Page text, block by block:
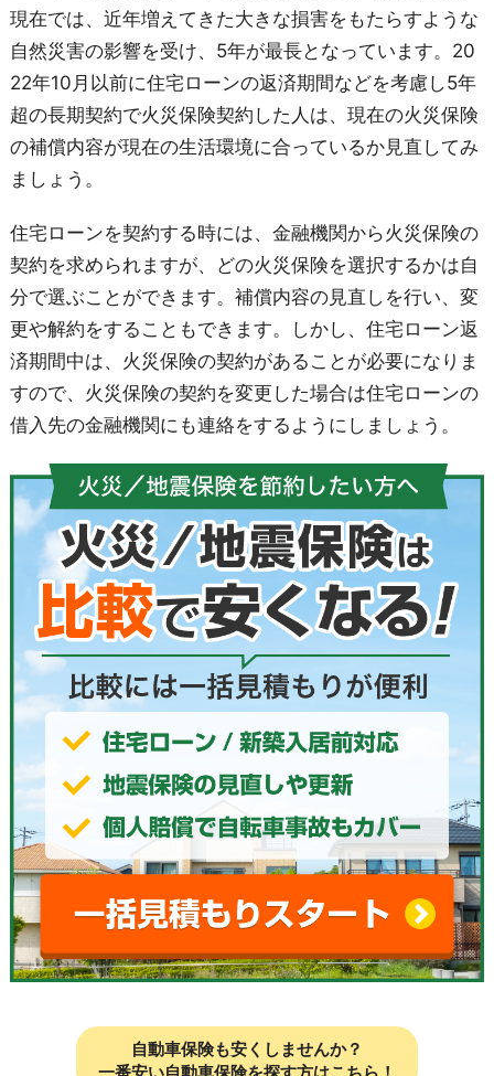
現在では、近年増えてきた大きな損害をもたらすような
自然災害の影響を受け、5年が最長となっています。20
22年10月以前に住宅ローンの返済期間などを考慮し5年
超の長期契約で火災保険契約した人は、現在の火災保険
の補償内容が現在の生活環境に合っているか見直してみ
ましょう。
住宅ローンを契約する時には、金融機関から火災保険の
契約を求められますが、どの火災保険を選択するかは自
分で選ぶことができます。補償内容の見直しを行い、変
更や解約をすることもできます。しかし、住宅ローン返
済期間中は、火災保険の契約があることが必要になりま
すので、火災保険の契約を変更した場合は住宅ローンの
借入先の金融機関にも連絡をするようにしましょう。
自動車保険も安くしませんか？
一番安い自動車保険を探す方はこちら！